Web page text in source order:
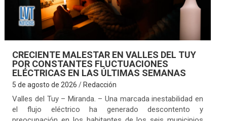
CRECIENTE MALESTAR EN VALLES DEL TUY
POR CONSTANTES FLUCTUACIONES
ELÉCTRICAS EN LAS ÚLTIMAS SEMANAS
5 de agosto de 2026 Redacción
Valles del Tuy – Miranda. – Una marcada inestabilidad en
el flujo eléctrico ha generado descontento y